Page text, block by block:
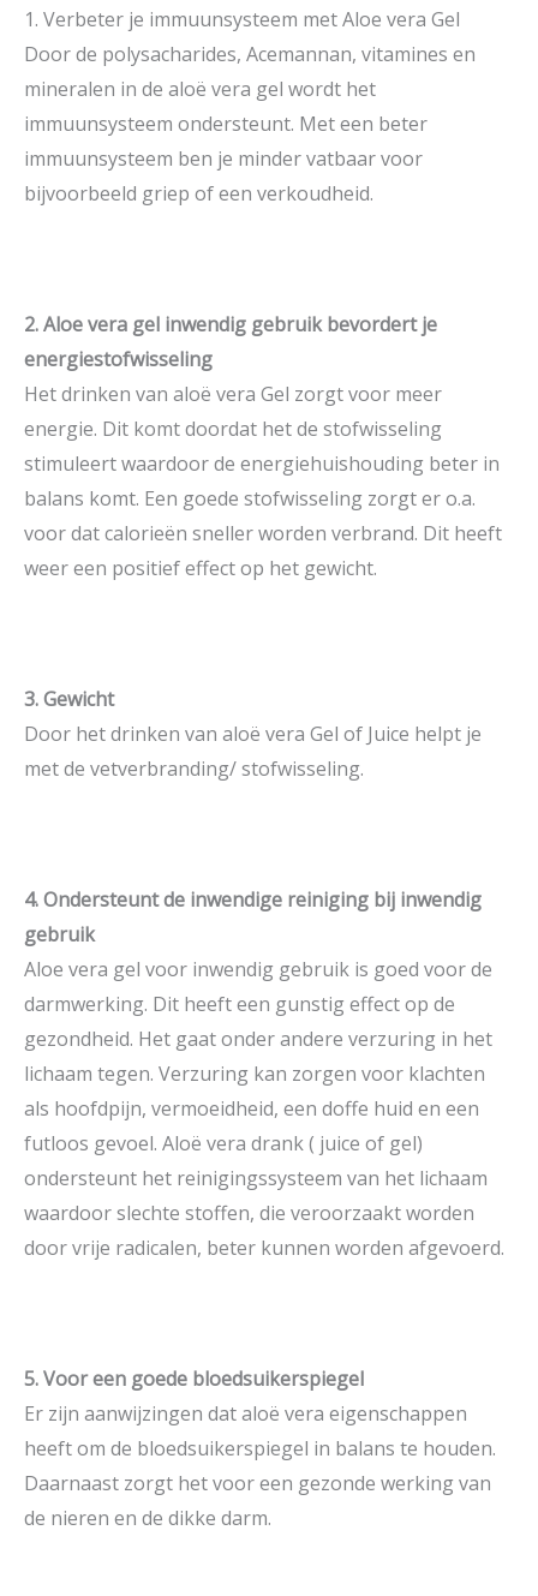
1. Verbeter je immuunsysteem met Aloe vera Gel
Door de polysacharides, Acemannan, vitamines en
mineralen in de aloë vera gel wordt het
immuunsysteem ondersteunt. Met een beter
immuunsysteem ben je minder vatbaar voor
bijvoorbeeld griep of een verkoudheid.
2. Aloe vera gel inwendig gebruik bevordert je
energiestofwisseling
Het drinken van aloë vera Gel zorgt voor meer
energie. Dit komt doordat het de stofwisseling
stimuleert waardoor de energiehuishouding beter in
balans komt. Een goede stofwisseling zorgt er o.a.
voor dat calorieën sneller worden verbrand. Dit heeft
weer een positief effect op het gewicht.
3. Gewicht
Door het drinken van aloë vera Gel of Juice helpt je
met de vetverbranding/ stofwisseling.
4. Ondersteunt de inwendige reiniging bij inwendig
gebruik
Aloe vera gel voor inwendig gebruik is goed voor de
darmwerking. Dit heeft een gunstig effect op de
gezondheid. Het gaat onder andere verzuring in het
lichaam tegen. Verzuring kan zorgen voor klachten
als hoofdpijn, vermoeidheid, een doffe huid en een
futloos gevoel. Aloë vera drank ( juice of gel)
ondersteunt het reinigingssysteem van het lichaam
waardoor slechte stoffen, die veroorzaakt worden
door vrije radicalen, beter kunnen worden afgevoerd.
5. Voor een goede bloedsuikerspiegel
Er zijn aanwijzingen dat aloë vera eigenschappen
heeft om de bloedsuikerspiegel in balans te houden.
Daarnaast zorgt het voor een gezonde werking van
de nieren en de dikke darm.